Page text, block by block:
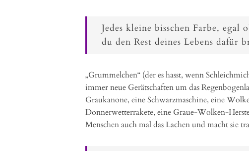
Jedes kleine bisschen Farbe, egal
du den Rest deines Lebens dafür
„Grummelchen“ (der es hasst, wenn
immer neue Gerätschaften um das
Graukanone, eine Schwarzmaschine, eine
Donnerwetterrakete, eine Graue-Wolken-
Menschen auch mal das Lachen und macht sie